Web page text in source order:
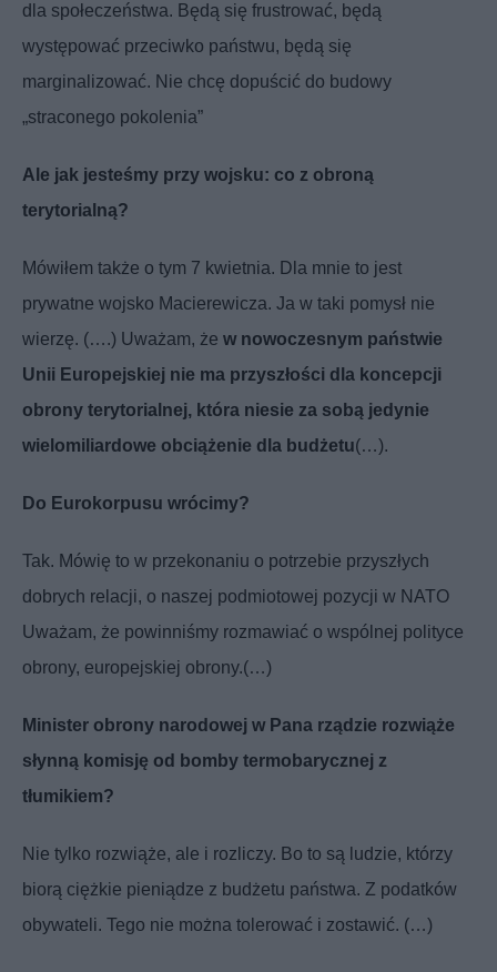
dla społeczeństwa. Będą się frustrować, będą
występować przeciwko państwu, będą się
marginalizować. Nie chcę dopuścić do budowy
„straconego pokolenia”
Ale jak jesteśmy przy wojsku: co z obroną
terytorialną?
Mówiłem także o tym 7 kwietnia. Dla mnie to jest
prywatne wojsko Macierewicza. Ja w taki pomysł nie
wierzę. (….) Uważam, że w nowoczesnym państwie
Unii Europejskiej nie ma przyszłości dla koncepcji
obrony terytorialnej, która niesie za sobą jedynie
wielomiliardowe obciążenie dla budżetu(…).
Do Eurokorpusu wrócimy?
Tak. Mówię to w przekonaniu o potrzebie przyszłych
dobrych relacji, o naszej podmiotowej pozycji w NATO
Uważam, że powinniśmy rozmawiać o wspólnej polityce
obrony, europejskiej obrony.(…)
Minister obrony narodowej w Pana rządzie rozwiąże
słynną komisję od bomby termobarycznej z
tłumikiem?
Nie tylko rozwiąże, ale i rozliczy. Bo to są ludzie, którzy
biorą ciężkie pieniądze z budżetu państwa. Z podatków
obywateli. Tego nie można tolerować i zostawić. (…)